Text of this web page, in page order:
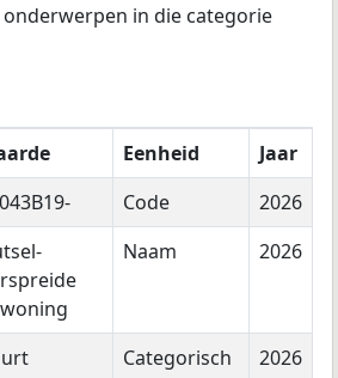
in die categorie
Eenheid
Jaar
Code
2026
Naam 2026
Categorisch
2026